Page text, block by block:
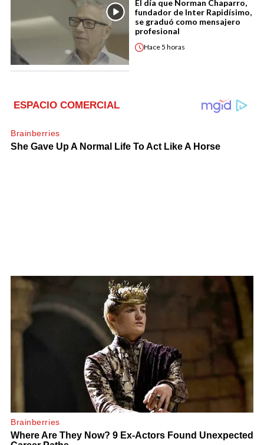
El día que Norman Chaparro,
fundador de Inter Rapidísimo,
se graduó como mensajero
profesional
Hace5 horas